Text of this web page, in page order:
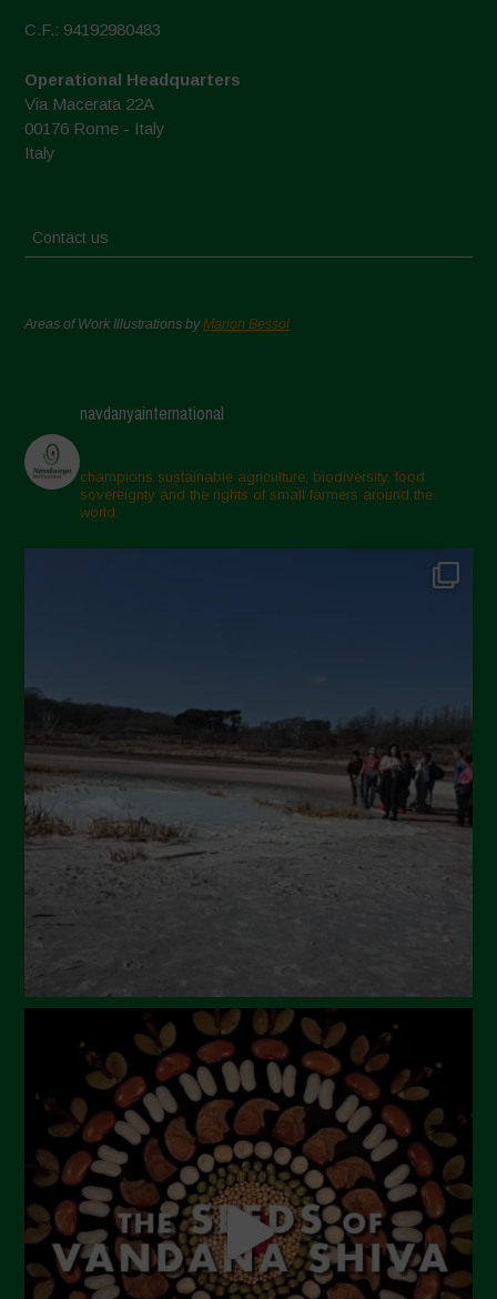
C.F.: 94192980483
Operational Headquarters
Via Macerata 22A
00176 Rome - Italy
Italy
Contact us
Areas of Work Illustrations byMarion Bessol
navdanyainternational
champions sustainable agriculture, biodiversity, food
sovereignty and the rights of small farmers around the
world.